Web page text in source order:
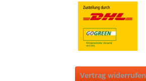
Vertrag widerrufen